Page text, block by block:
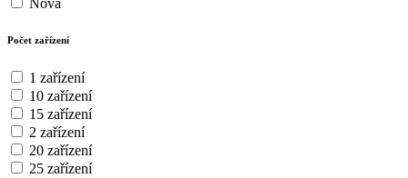
Nová
Počet zařízení
1 zařízení
10 zařízení
15 zařízení
2 zařízení
20 zařízení
25 zařízení